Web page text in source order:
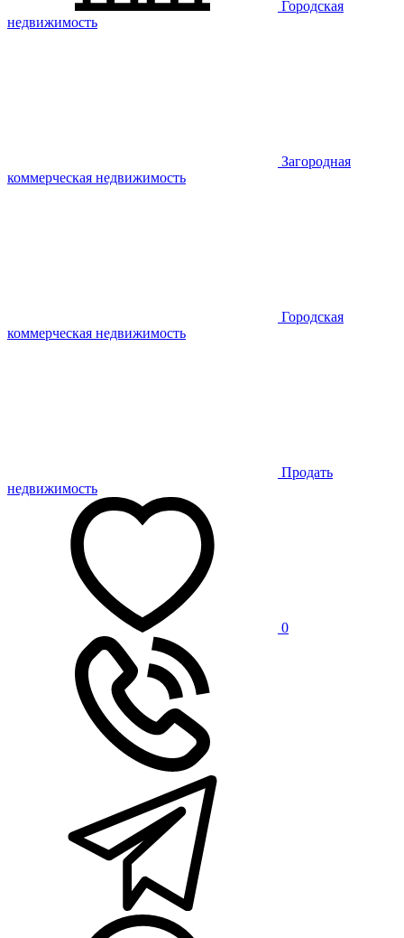
Городская
недвижимость
Загородная
коммерческая недвижимость
Городская
коммерческая недвижимость
Продать
недвижимость
0